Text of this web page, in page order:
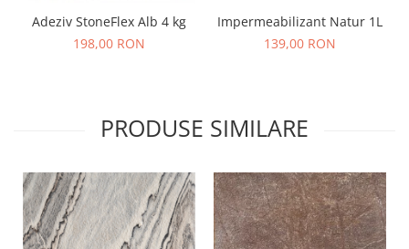
Adeziv StoneFlex Alb 4 kg
198,00 RON
Impermeabilizant Natur 1L
139,00 RON
PRODUSE SIMILARE